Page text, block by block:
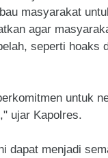
masyarakat
agar
seperti hoaks
untuk
ujar Kapolres.
dapat menjadi